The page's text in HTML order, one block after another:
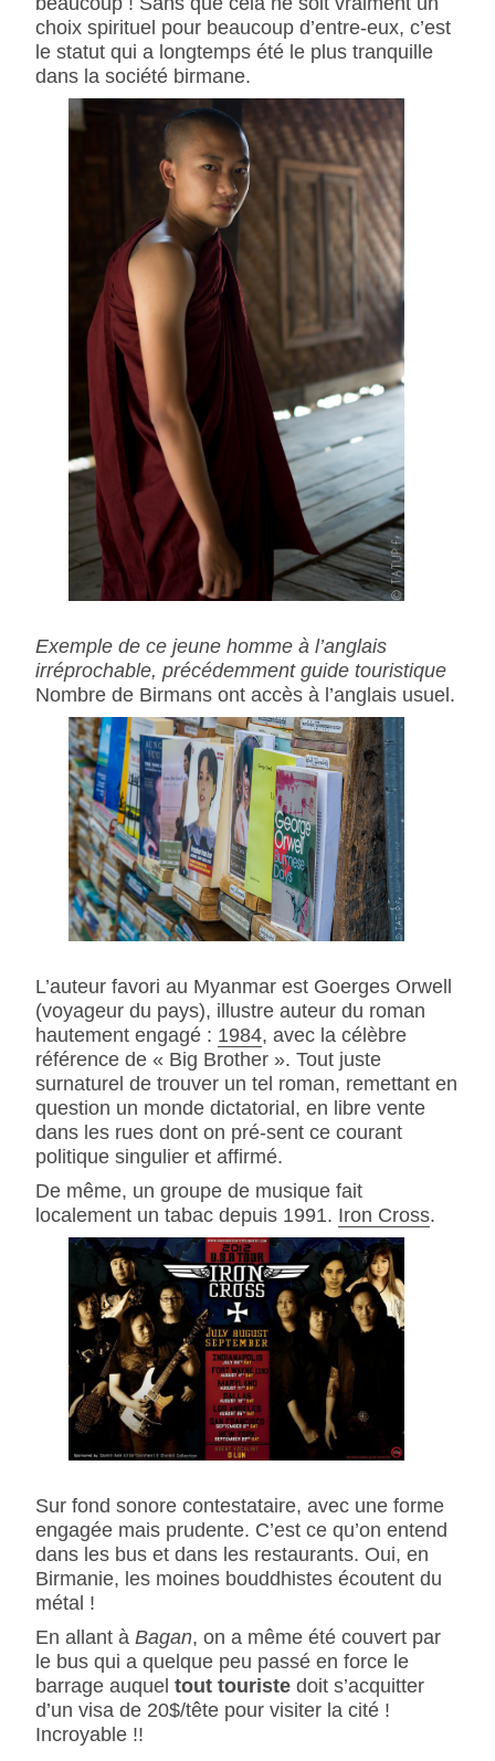
choix spirituel pour beaucoup d’entre-eux, c’est
le statut qui a longtemps été le plus tranquille
dans la société birmane.
Exemple de ce jeune homme à l’anglais
irréprochable, précédemment guide touristique
Nombre de Birmans ont accès à l’anglais usuel.
L’auteur favori au Myanmar est Goerges Orwell
(voyageur du pays), illustre auteur du roman
hautement engagé : 1984, avec la célèbre
référence de « Big Brother ». Tout juste
surnaturel de trouver un tel roman, remettant en
question un monde dictatorial, en libre vente
dans les rues dont on pré-sent ce courant
politique singulier et affirmé.
De même, un groupe de musique fait
localement un tabac depuis 1991. Iron Cross.
Sur fond sonore contestataire, avec une forme
engagée mais prudente. C’est ce qu’on entend
dans les bus et dans les restaurants. Oui, en
Birmanie, les moines bouddhistes écoutent du
métal !
En allant à Bagan, on a même été couvert par
le bus qui a quelque peu passé en force le
barrage auquel tout touristedoit s’acquitter
d’un visa de 20$/tête pour visiter la cité !
Incroyable !!